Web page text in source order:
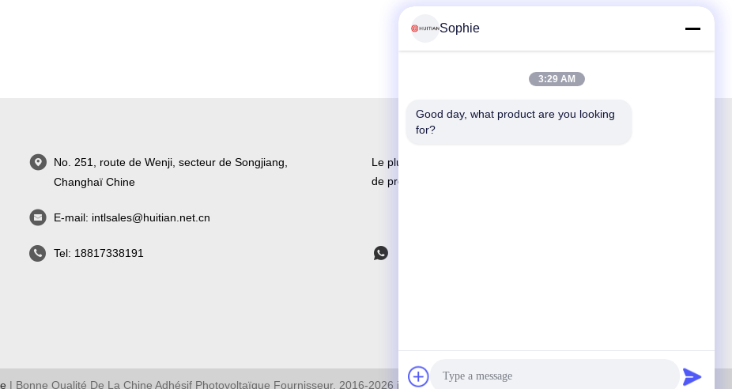
No. 251, route de Wenji, secteur de Songjiang,
Changhaï Chine
E-mail: intlsales@huitian.net.cn
Tel: 18817338191
Le plus grand fournisseur adhésif de R&D et
de production en Chine
| Bonne Qualité De La Chine Adhésif Photovoltaïque Fournisseur. 2016-2026 industryglue.com . Tous Droits Réservés.
Sophie
3:29 AM
Good day, what product are you looking
for?